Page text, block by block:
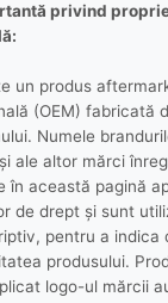
privind
un produs
(OEM) fabricată
Numele
ale altor mărci
în această pagină
de drept și sunt
pentru a indica
produsului.
logo-ul mărcii